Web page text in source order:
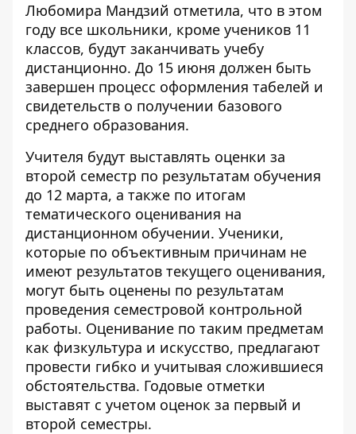
Любомира Мандзий отметила, что в этом
году все школьники, кроме учеников 11
классов, будут заканчивать учебу
дистанционно. До 15 июня должен быть
завершен процесс оформления табелей и
свидетельств о получении базового
среднего образования.
Учителя будут выставлять оценки за
второй семестр по результатам обучения
до 12 марта, а также по итогам
тематического оценивания на
дистанционном обучении. Ученики,
которые по объективным причинам не
имеют результатов текущего оценивания,
могут быть оценены по результатам
проведения семестровой контрольной
работы. Оценивание по таким предметам
как физкультура и искусство, предлагают
провести гибко и учитывая сложившиеся
обстоятельства. Годовые отметки
выставят с учетом оценок за первый и
второй семестры.